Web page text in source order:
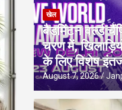
खेल
बैडमिंटन वर्ल्ड
चरण में,
के लिए विशेष
August 7, 2026